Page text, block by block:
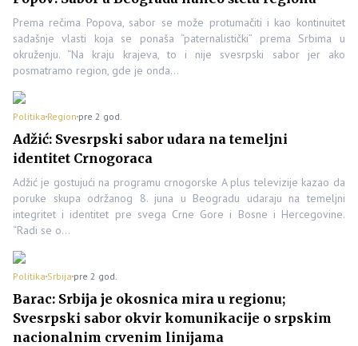
Prema rečima Popova, sabor se može protumačiti i kao kontinuitet
sadašnje vlasti koja se ponaša “paternalistički” prema Srbima u
okruženju. “Na kraju krajeva, to i nije svesrpski sabor jer ako
posmatramo region, gde je onda…
Politika Region pre 2 god.
Adžić: Svesrpski sabor udara na temeljni
identitet Crnogoraca
Adžić je gostujući na programu crnogorske A plus televizije kazao da
poruke skupa održanog 8. juna u Beogradu udaraju na temeljni
integritet i identitet pre svega Crne Gore i Bosne i Hercegovine.
“Radi se o…
Politika Srbija pre 2 god.
Barac: Srbija je okosnica mira u regionu;
Svesrpski sabor okvir komunikacije o srpskim
nacionalnim crvenim linijama